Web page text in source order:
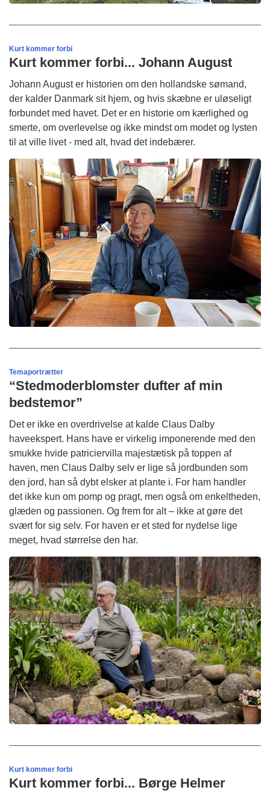
Kurt kommer forbi
Kurt kommer forbi... Johann August
Johann August er historien om den hollandske sømand,
der kalder Danmark sit hjem, og hvis skæbne er uløseligt
forbundet med havet. Det er en historie om kærlighed og
smerte, om overlevelse og ikke mindst om modet og lysten
til at ville livet - med alt, hvad det indebærer.
Temaportrætter
“Stedmoderblomster dufter af min
bedstemor”
Det er ikke en overdrivelse at kalde Claus Dalby
haveekspert. Hans have er virkelig imponerende med den
smukke hvide patriciervilla majestætisk på toppen af
haven, men Claus Dalby selv er lige så jordbunden som
den jord, han så dybt elsker at plante i. For ham handler
det ikke kun om pomp og pragt, men også om enkeltheden,
glæden og passionen. Og frem for alt – ikke at gøre det
svært for sig selv. For haven er et sted for nydelse lige
meget, hvad størrelse den har.
Kurt kommer forbi
Kurt kommer forbi... Børge Helmer